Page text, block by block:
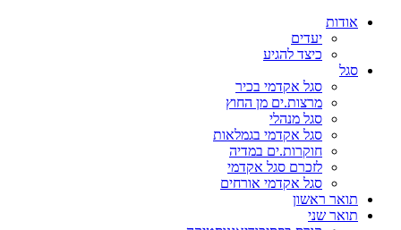
אודות
יעדים
כיצד להגיע
סגל
סגל אקדמי בכיר
מרצות.ים מן החוץ
סגל מנהלי
סגל אקדמי בגמלאות
חוקרות.ים במדיה
לזכרם סגל אקדמי
סגל אקדמי אורחים
תואר ראשון
תואר שני